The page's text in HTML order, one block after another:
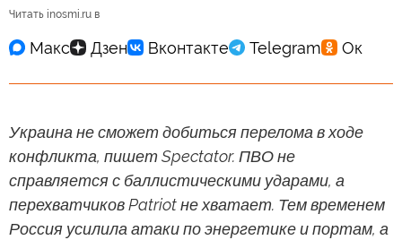
Читать inosmi.ru в
Украина не сможет добиться перелома в ходе
конфликта, пишет Spectator. ПВО не
справляется с баллистическими ударами, а
перехватчиков Patriot не хватает. Тем временем
Россия усилила атаки по энергетике и портам, а